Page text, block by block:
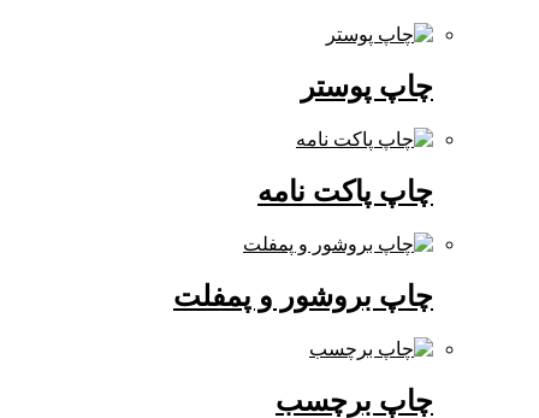
چاپ پوستر
چاپ پاکت نامه
چاپ بروشور و پمفلت
چاپ برچسب